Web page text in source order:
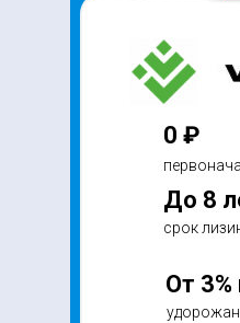
0 ₽
До 8
срок
От 3%